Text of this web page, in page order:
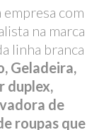
com
na marca
linha branca
Geladeira,
duplex,
de
roupas que